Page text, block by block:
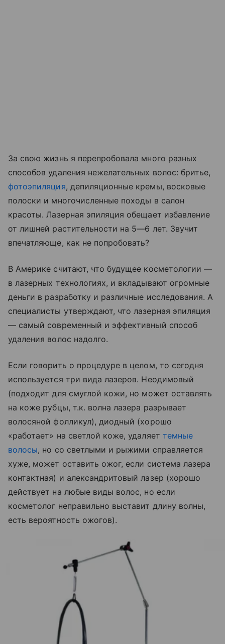
За свою жизнь я перепробовала много разных
способов удаления нежелательных волос: бритье,
фотоэпиляция, депиляционные кремы, восковые
полоски и многочисленные походы в салон
красоты. Лазерная эпиляция обещает избавление
от лишней растительности на 5—6 лет. Звучит
впечатляюще, как не попробовать?
В Америке считают, что будущее косметологии —
в лазерных технологиях, и вкладывают огромные
деньги в разработку и различные исследования. А
специалисты утверждают, что лазерная эпиляция
— самый современный и эффективный способ
удаления волос надолго.
Если говорить о процедуре в целом, то сегодня
используется три вида лазеров. Неодимовый
(подходит для смуглой кожи, но может оставлять
на коже рубцы, т.к. волна лазера разрывает
волосяной фолликул), диодный (хорошо
«работает» на светлой коже, удаляет темные
волосы, но со светлыми и рыжими справляется
хуже, может оставить ожог, если система лазера
контактная) и александритовый лазер (хорошо
действует на любые виды волос, но если
косметолог неправильно выставит длину волны,
есть вероятность ожогов).